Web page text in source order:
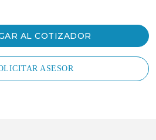
AL COTIZADOR
ASESOR